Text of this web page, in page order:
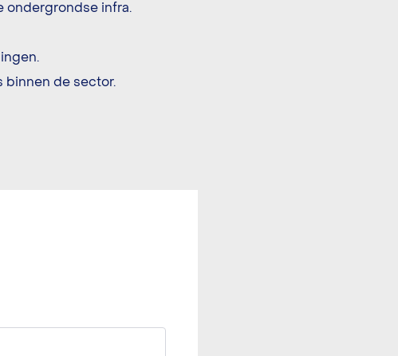
ondergrondse infra.
binnen de sector.